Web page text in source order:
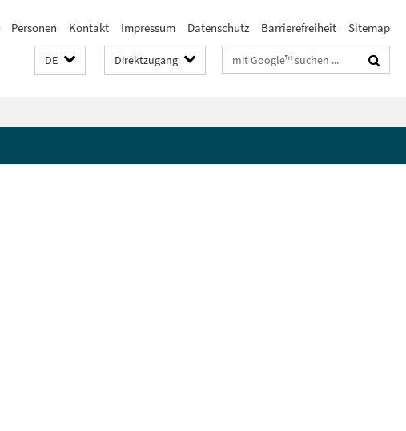
Personen Kontakt Impressum Datenschutz Barrierefreiheit Sitemap
DE Direktzugang Suchbegriffe